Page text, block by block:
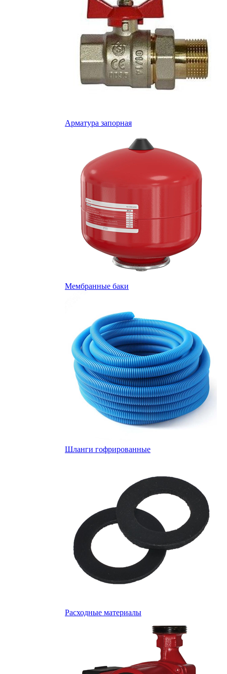
Арматура запорная
Мембранные баки
Шланги гофрированные
Расходные материалы